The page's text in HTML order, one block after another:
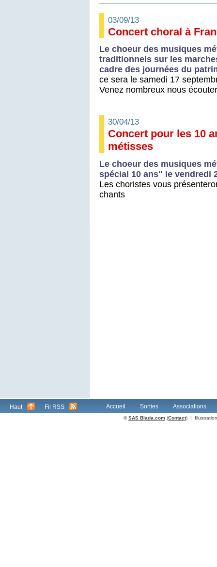
03/09/13
Concert choral à
Le choeur des musiques
traditionnels sur les
cadre des journées du
ce sera le samedi 17
Venez nombreux nous
30/04/13
Concert pour les 10
métisses
Le choeur des musiques
spécial 10 ans" le vendredi
Les choristes vous
chants
Haut Fil RSS Accueil Sorties Associations
©SAS Blada.com(Contact) |